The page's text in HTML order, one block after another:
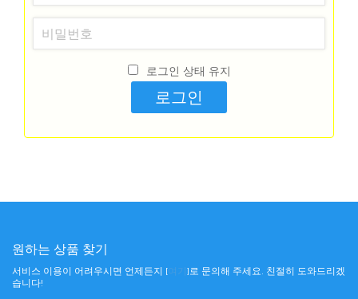
로그인 상태 유지
원하는 상품 찾기
서비스 이용이 어려우시면 언제든지 [여기 ]로 문의해 주세요. 친절히 도와드리겠
습니다!